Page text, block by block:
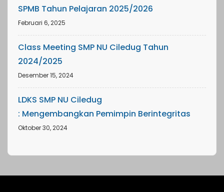
SPMB Tahun Pelajaran 2025/2026
Februari 6, 2025
Class Meeting SMP NU Ciledug Tahun
2024/2025
Desember 15, 2024
LDKS SMP NU Ciledug
: Mengembangkan Pemimpin Berintegritas
Oktober 30, 2024